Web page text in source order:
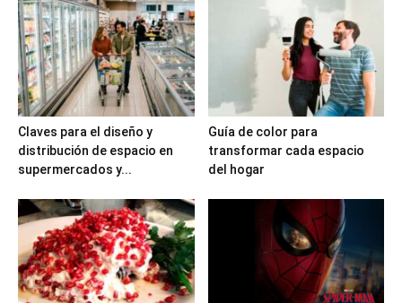
Claves para el diseño y
distribución de espacio en
supermercados y...
Guía de color para
transformar cada espacio
del hogar